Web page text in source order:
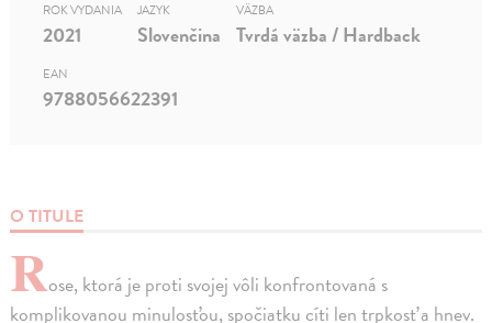
O TITULE
Rose, ktorá je proti svojej vôli konfrontovaná s
komplikovanou minulosťou, spočiatku cíti len trpkosť a hnev.
ROK VYDANIA
2021
JAZYK
Slovenčina
VÄZBA
Tvrdá väzba / Hardback
EAN
9788056622391